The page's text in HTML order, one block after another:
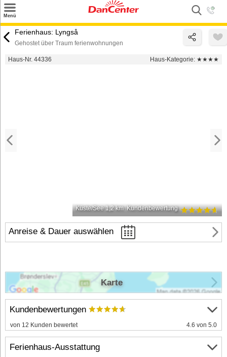
Menü
Suchen
Ferienhaus: Lyngså
Gehostet über Traum ferienwohnungen
Haus-Nr. 44336 Haus-Kategorie: ★★★★
Küste/See 1,2 km Kundenbewertung
Anreise & Dauer auswählen
Kundenbewertungen
von 12 Kunden bewertet 4.6 von 5.0
Ferienhaus-Ausstattung
Karte